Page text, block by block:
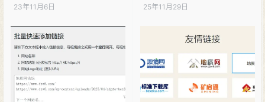
23年11月6日 25年11月29日